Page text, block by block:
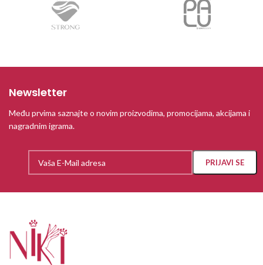
Newsletter
Među prvima saznajte o novim proizvodima, promocijama, akcijama i
nagradnim igrama.